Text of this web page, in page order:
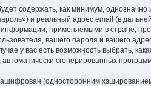
содержать, как минимум,
и реальный адрес email (в
применяемыми в стране,
вашего пароля и вашего
у вас есть возможность выбрать,
сгенерированных
(односторонним